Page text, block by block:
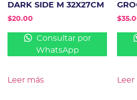
DARK SIDE M 32X27CM
$20.00
Consultar por
WhatsApp
Leer más
$